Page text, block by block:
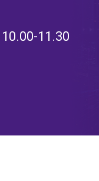
10.00-11.30